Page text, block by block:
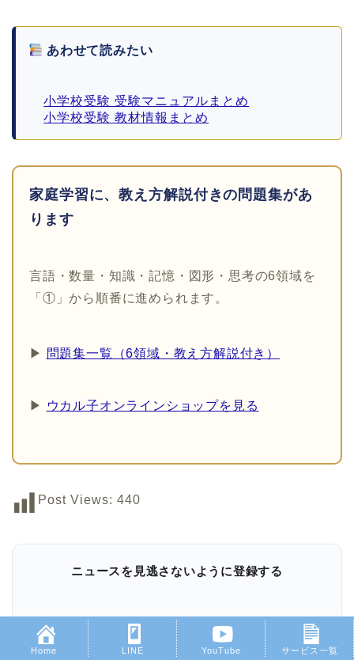
あわせて読みたい
小学校受験 受験マニュアルまとめ
小学校受験 教材情報まとめ
家庭学習に、教え方解説付きの問題集があ
ります
言語・数量・知識・記憶・図形・思考の6領域を
「①」から順番に進められます。
▶ 問題集一覧（6領域・教え方解説付き）
▶ ウカル子オンラインショップを見る
Post Views: 440
ニュースを見逃さないように登録する
Google ニュースでフォローする
Home LINE YouTube サービス一覧